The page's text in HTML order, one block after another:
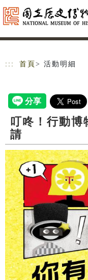
跳到主要內容
網站導覽
::: 首頁 > 活動明細
叮咚！行動博
請